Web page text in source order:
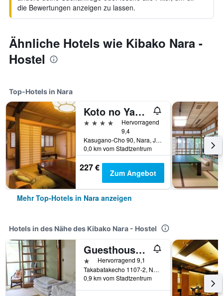
die Bewertungen anzeigen zu lassen.
Ähnliche Hotels wie Kibako Nara -
Hostel
Top-Hotels in Nara
Koto no Yado Musashino
4 Sterne
Hervorragend
9,4
Kasugano-Cho 90, Nara, Japan
0,0 km vom Stadtzentrum
227 € Zum Angebot
Mehr Top-Hotels in Nara anzeigen
Hotels in des Nähe des Kibako Nara - Hostel
Guesthouse Tamura
1 SternHervorragend 9,1
Takabatakecho 1107-2, Nara, Japan
0,9 km vom Stadtzentrum